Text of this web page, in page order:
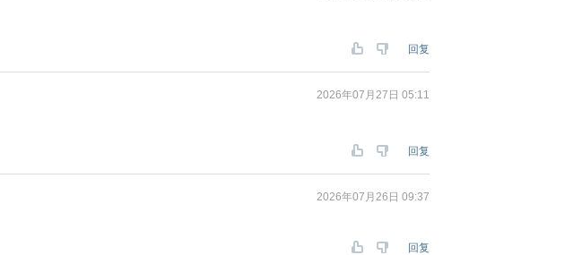
回复
2026年07月27日 05:11
回复
2026年07月26日 09:37
回复